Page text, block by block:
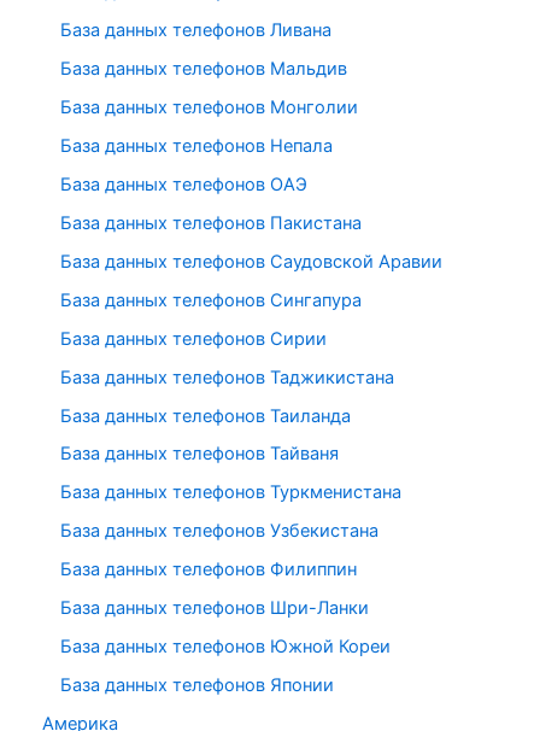
База данных телефонов Ливана
База данных телефонов Мальдив
База данных телефонов Монголии
База данных телефонов Непала
База данных телефонов ОАЭ
База данных телефонов Пакистана
База данных телефонов Саудовской Аравии
База данных телефонов Сингапура
База данных телефонов Сирии
База данных телефонов Таджикистана
База данных телефонов Таиланда
База данных телефонов Тайваня
База данных телефонов Туркменистана
База данных телефонов Узбекистана
База данных телефонов Филиппин
База данных телефонов Шри-Ланки
База данных телефонов Южной Кореи
База данных телефонов Японии
Америка